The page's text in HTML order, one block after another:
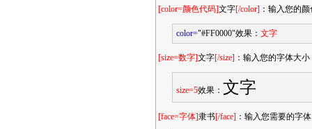
[color=颜色代码]文字[/color] ：输入您的
color="#FF0000"效果： 文字
[size=数字]文字[/size] ：输入您的字体大
size=5效果： 文字
[face=字体]隶书[/face] ：输入您需要的字